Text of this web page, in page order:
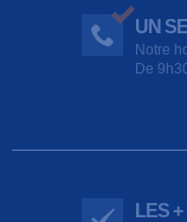
UN
Notre
De
LES